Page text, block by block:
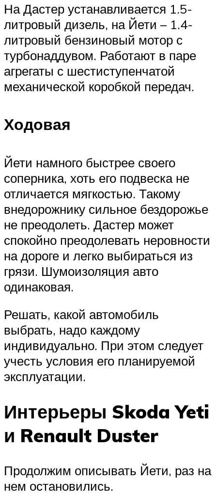
На Дастер устанавливается 1.5-
литровый дизель, на Йети – 1.4-
литровый бензиновый мотор с
турбонаддувом. Работают в паре
агрегаты с шестиступенчатой
механической коробкой передач.
Ходовая
Йети намного быстрее своего
соперника, хоть его подвеска не
отличается мягкостью. Такому
внедорожнику сильное бездорожье
не преодолеть. Дастер может
спокойно преодолевать неровности
на дороге и легко выбираться из
грязи. Шумоизоляция авто
одинаковая.
Решать, какой автомобиль
выбрать, надо каждому
индивидуально. При этом следует
учесть условия его планируемой
эксплуатации.
Интерьеры Skoda Yeti
и Renault Duster
Продолжим описывать Йети, раз на
нем остановились.